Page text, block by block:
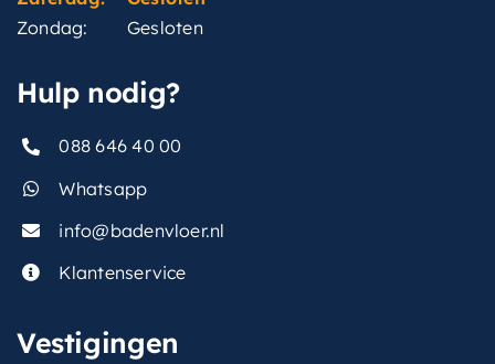
Zondag:
Gesloten
Hulp nodig?
088 646 40 00
Whatsapp
info@badenvloer.nl
Klantenservice
Vestigingen